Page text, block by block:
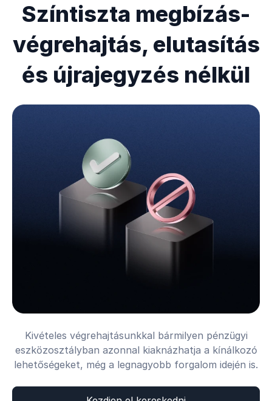
Színtiszta megbízás-
végrehajtás, elutasítás
és újrajegyzés nélkül
Kivételes végrehajtásunkkal bármilyen pénzügyi
eszközosztályban azonnal kiaknázhatja a kínálkozó
lehetőségeket, még a legnagyobb forgalom idején is.